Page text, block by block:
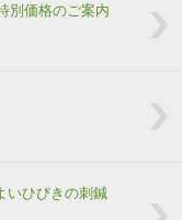
別価格のご案内
いひびきの刺鍼